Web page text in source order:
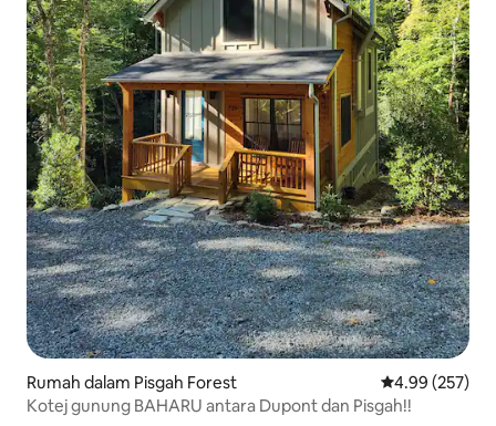
Rumah dalam Pisgah Forest Penarafan
4.99 (257)
Kotej gunung BAHARU antara Dupont dan Pisgah!!